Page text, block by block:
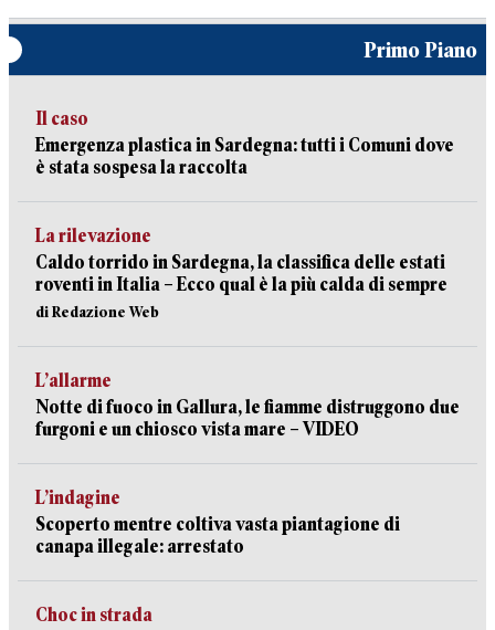
Primo Piano
Il caso
Emergenza plastica in Sardegna: tutti i Comuni dove
è stata sospesa la raccolta
La rilevazione
Caldo torrido in Sardegna, la classifica delle estati
roventi in Italia – Ecco qual è la più calda di sempre
di Redazione Web
L’allarme
Notte di fuoco in Gallura, le fiamme distruggono due
furgoni e un chiosco vista mare – VIDEO
L’indagine
Scoperto mentre coltiva vasta piantagione di
canapa illegale: arrestato
Choc in strada